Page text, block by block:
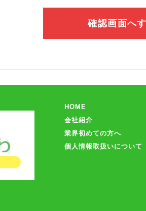
HOME
会社紹介
業界初めての方へ
個人情報取扱いについて